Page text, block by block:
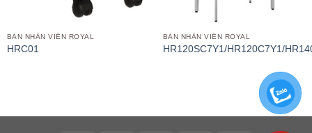
BÀN NHÂN VIÊN ROYAL
HRC01
BÀN NHÂN VIÊN ROYAL
HR120SC7Y1/HR120C7Y1/